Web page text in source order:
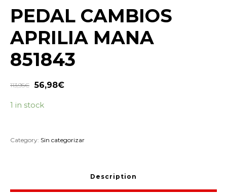
PEDAL CAMBIOS
APRILIA MANA
851843
113,95€ 56,98€
1 in stock
Category: Sin categorizar
Description